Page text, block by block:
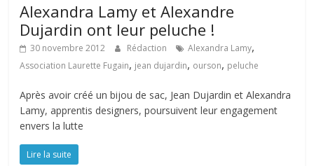
Alexandra Lamy et Alexandre
Dujardin ont leur peluche !
30 novembre 2012 Rédaction Alexandra Lamy,
Association Laurette Fugain, jean dujardin, ourson, peluche
Après avoir créé un bijou de sac, Jean Dujardin et Alexandra
Lamy, apprentis designers, poursuivent leur engagement
envers la lutte
Lire la suite